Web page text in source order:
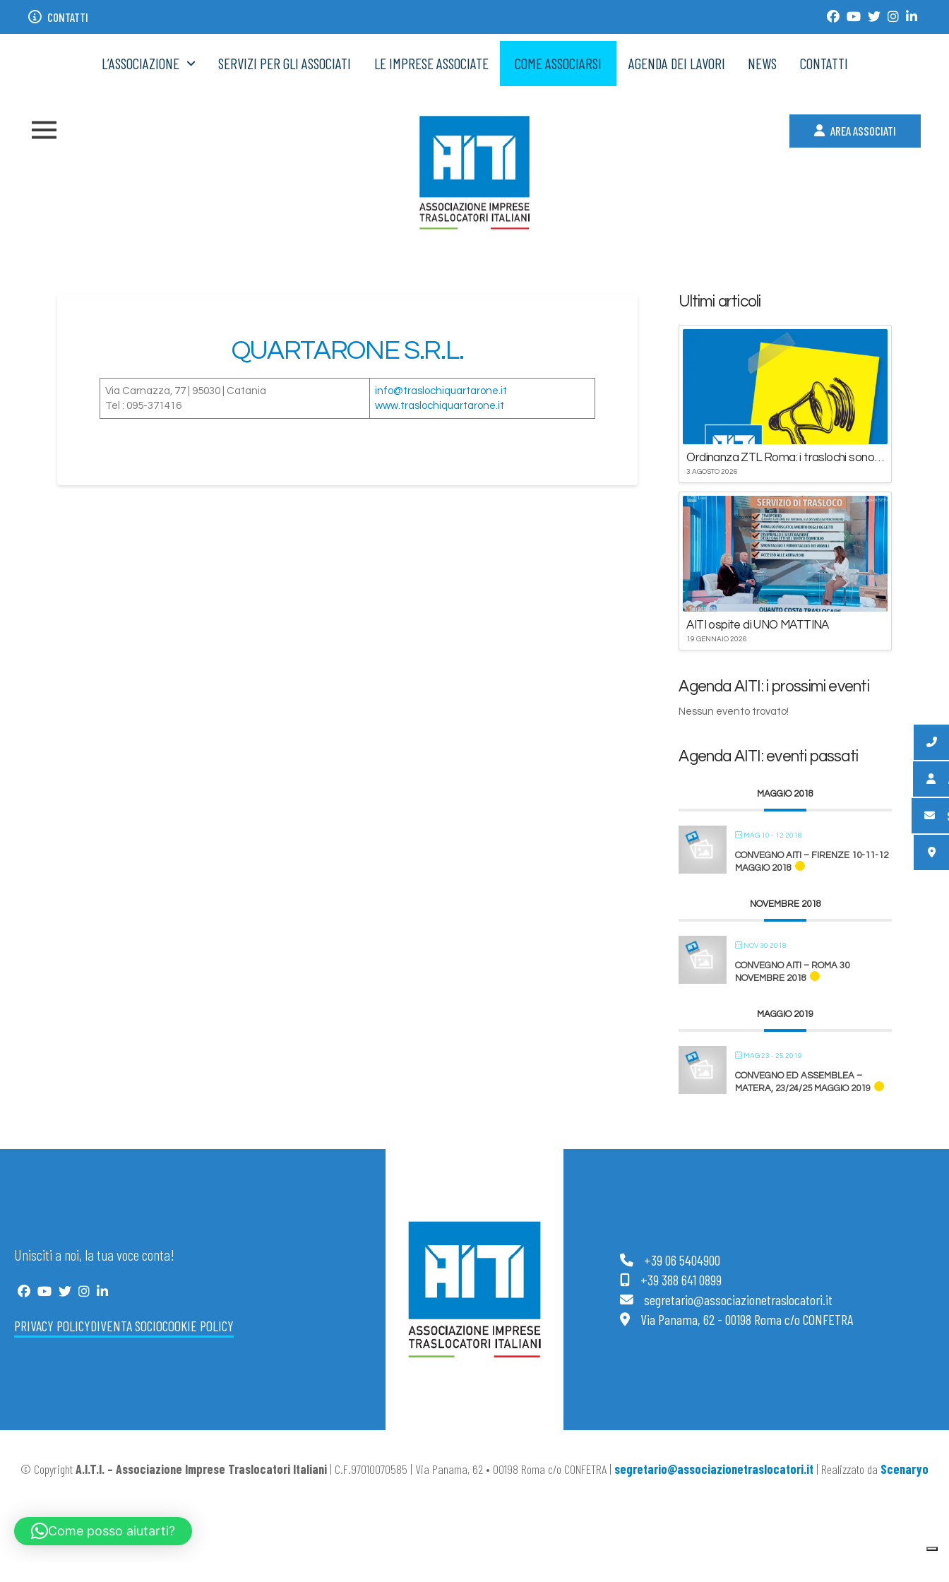
CONTATTI
L’ASSOCIAZIONE SERVIZI PER GLI ASSOCIATI LE IMPRESE ASSOCIATE COME ASSOCIARSI AGENDA DEI LAVORI NEWS CONTATTI
AREA ASSOCIATI
QUARTARONE S.R.L.
Via Carnazza, 77 | 95030 | Catania
Tel : 095-371416
info@traslochiquartarone.it
www.traslochiquartarone.it
Ultimi articoli
Ordinanza ZTL Roma: i traslochi sono esclusi dal divieto
3 AGOSTO 2026
AITI ospite di UNO MATTINA
19 GENNAIO 2026
Agenda AITI: i prossimi eventi
Nessun evento trovato!
Agenda AITI: eventi passati
MAGGIO 2018
MAG 10 - 12 2018
CONVEGNO AITI – FIRENZE 10-11-12
MAGGIO 2018
NOVEMBRE 2018
NOV 30 2018
CONVEGNO AITI – ROMA 30
NOVEMBRE 2018
MAGGIO 2019
MAG 23 - 25 2019
CONVEGNO ED ASSEMBLEA –
MATERA, 23/24/25 MAGGIO 2019
Unisciti a noi, la tua voce conta!
PRIVACY POLICYDIVENTA SOCIOCOOKIE POLICY
+39 06 5404900
+39 388 641 0899
segretario@associazionetraslocatori.it
Via Panama, 62 - 00198 Roma c/o CONFETRA
© CopyrightA.I.T.I. – Associazione Imprese Traslocatori Italiani | C.F.97010070585 | Via Panama, 62 • 00198 Roma c/o CONFETRA | segretario@associazionetraslocatori.it | Realizzato da Scenaryo
Come posso aiutarti?